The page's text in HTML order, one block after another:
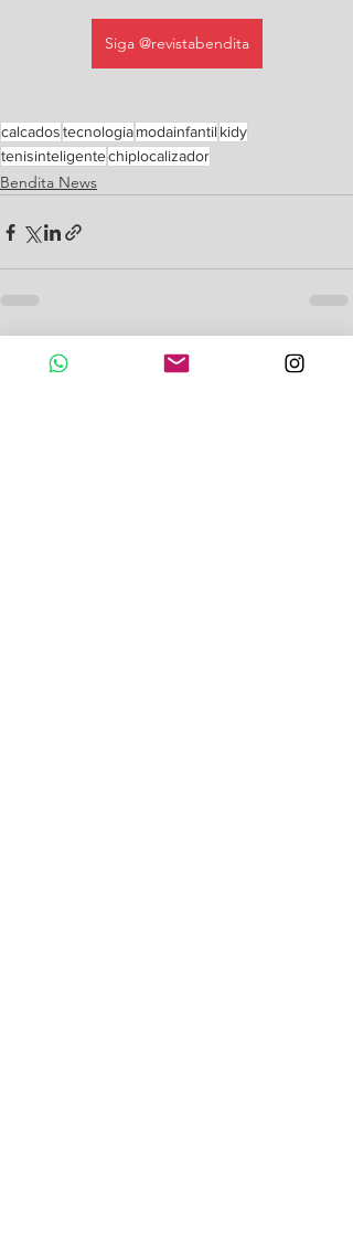
Siga @revistabendita
calcadostecnologiamodainfantil kidy
tenisinteligentechiplocalizador
Bendita News
Posts recentes Ver tudo